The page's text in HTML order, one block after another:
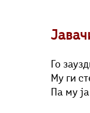
Го
Му ги
Па му